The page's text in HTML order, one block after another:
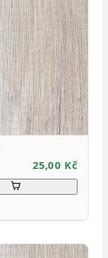
25,00 Kč